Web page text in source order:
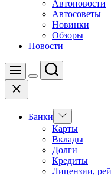
Автоновости
Автосоветы
Новинки
Обзоры
Новости
Меню
Цвет
Поиск
Закрыть
Банки
Показать
подменю
Карты
Вклады
Долги
Кредиты
Лицензии,